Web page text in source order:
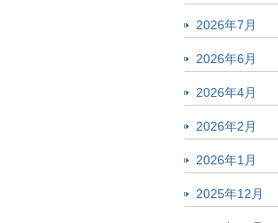
2026年7月
2026年6月
2026年4月
2026年2月
2026年1月
2025年12月